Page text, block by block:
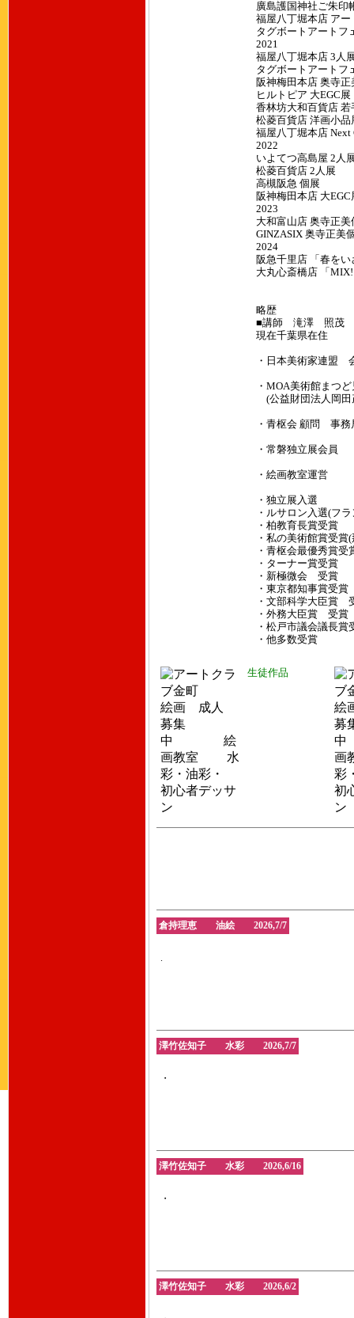
廣島護国神社ご朱印
福屋八丁堀本店 アー
タグボートアートフ
2021
福屋八丁堀本店 3人
タグボートアートフ
阪神梅田本店 奥寺正
ヒルトピア 大EGC展
香林坊大和百貨店 若
松菱百貨店 洋画小品
福屋八丁堀本店 Next
2022
いよてつ高島屋 2人
松菱百貨店 2人展
高槻阪急 個展
阪神梅田本店 大EGC
2023
大和富山店 奥寺正美
GINZASIX 奥寺正美
2024
阪急千里店 「春を
大丸心斎橋店 「
略歴
■講師 滝澤 照茂
現在千葉県在住
・日本美術家連
・MOA美術館まつ
(公益財団法人岡田
・青枢会 顧問 事務
・常磐独立展会員
・絵画教室運営
・独立展入選
・ルサロン入選(フ
・柏教育長賞受賞
・私の美術館賞受賞
・青枢会最優秀賞受
・ターナー賞受賞
・新極微会 受賞
・東京都知事賞受賞
・文部科学大臣賞
・外務大臣賞 受賞
・松戸市議会議長賞
・他多数受賞
生徒作品
倉持理恵 油絵 2026,7/7
.
澤竹佐知子 水彩 2026,7/7
・
澤竹佐知子 水彩 2026,6/16
・
澤竹佐知子 水彩 2026,6/2